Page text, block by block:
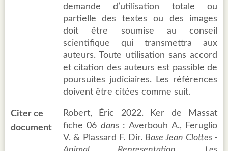
demande d’utilisation totale ou
partielle des textes ou des images
doit être soumise au conseil
scientifique qui transmettra aux
auteurs. Toute utilisation sans accord
et citation des auteurs est passible de
poursuites judiciaires. Les références
doivent être citées comme suit.
Citer ce
document
Robert, Éric 2022. Ker de Massat
fiche 06dans : Averbouh A., Feruglio
V. & Plassard F. Dir. Base Jean Clottes -